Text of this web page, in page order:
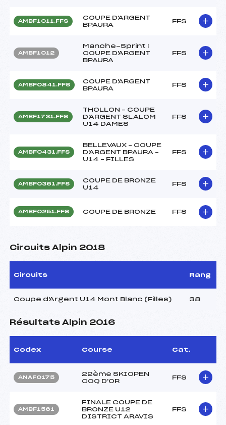
AMBF1011.FFS
COUPE D'ARGENT
BPAURA
FFS
AMBF1012
Manche-Sprint :
COUPE D'ARGENT
BPAURA
FFS
AMBF0841.FFS
COUPE D'ARGENT
BPAURA
FFS
AMBF1731.FFS
THOLLON – COUPE
D'ARGENT SLALOM
U14 DAMES
FFS
AMBF0431.FFS
BELLEVAUX – COUPE
D'ARGENT BPAURA –
U14 – FILLES
FFS
AMBF0361.FFS
COUPE DE BRONZE
U14
FFS
AMBF0251.FFS COUPE DE BRONZE FFS
Circuits Alpin 2018
Circuits Rang
Coupe d'Argent U14 Mont Blanc (Filles) 38
Résultats Alpin 2016
Codex Course Cat.
ANAF0175
22ème SKIOPEN
COQ D'OR
FFS
AMBF1561
FINALE COUPE DE
BRONZE U12
DISTRICT ARAVIS
FFS